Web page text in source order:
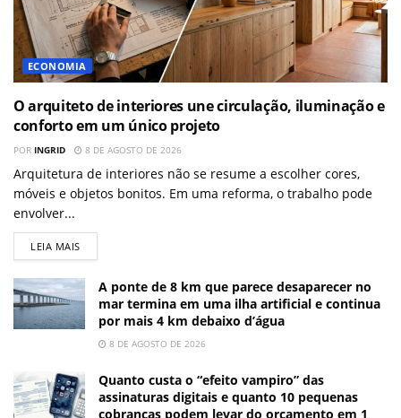
ECONOMIA
O arquiteto de interiores une circulação, iluminação e
conforto em um único projeto
POR INGRID 8 DE AGOSTO DE 2026
Arquitetura de interiores não se resume a escolher cores,
móveis e objetos bonitos. Em uma reforma, o trabalho pode
envolver...
LEIA MAIS
A ponte de 8 km que parece desaparecer no
mar termina em uma ilha artificial e continua
por mais 4 km debaixo d’água
8 DE AGOSTO DE 2026
Quanto custa o “efeito vampiro” das
assinaturas digitais e quanto 10 pequenas
cobranças podem levar do orçamento em 1